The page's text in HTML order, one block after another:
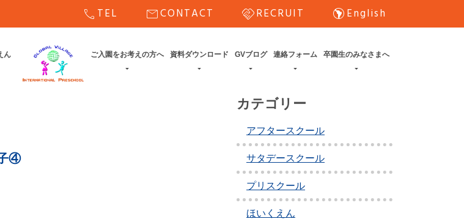
call TEL mailCONTACT handshakeRECRUIT south_americaEnglish
ん ご入園をお考えの方へ 資料ダウンロード GVブログ 連絡フォーム 卒園生のみなさまへ
④
カテゴリー
アフタースクール
サタデースクール
プリスクール
ほいくえん